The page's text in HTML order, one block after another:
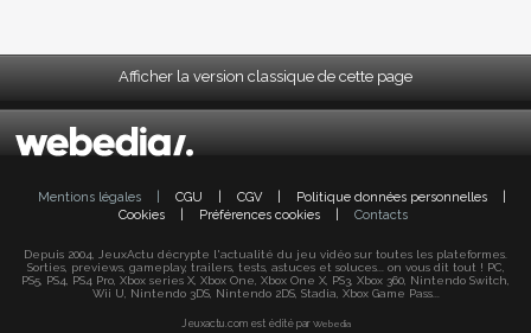
Afficher la version classique de cette page
Mentions légales CGU CGV Politique données personnelles
Cookies
Préférences cookies Contacts
Depuis 2004, JeuxActu décrypte l'actualité du jeu vidéo sur toutes les plateformes.
Sorties, previews, gameplay, trailers, tests, astuces et soluces... on vous dit tout ! PC,
PS5, PS4, PS4 Pro, Xbox series X, Xbox One, Xbox One X, PS3, Xbox 360, Nintendo Switch,
Wii U, Nintendo 3DS, Nintendo 2DS, Stadia, Xbox Game Pass...
Jeuxactu.com est édité par Webedia